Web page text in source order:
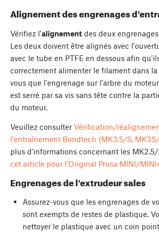
Alignement des engrenages
Vérifiez l'alignement des deux
Les deux doivent être alignés avec
avec le tube en PTFE en dessous afin
correctement alimenter le filament dans la
vous que l'engrenage sur l'arbre du
est serré par sa vis sans tête contre la
du moteur.
Veuillez consulter Vérification/
l'entraînement Bondtech (MK3.5/S,
plus d'informations concernant les
cet article pour l'Original Prusa MINI/
Engrenages de l'extrudeur sales
Assurez-vous que les engrenages de
sont exempts de restes de plastique.
nettoyer le plastique avec un coin